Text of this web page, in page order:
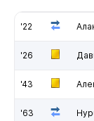
'22
'26
'43
'63